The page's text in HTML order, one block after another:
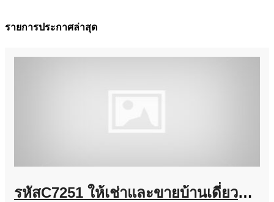
รายการประกาศล่าสุด
รหัสC7251 ให้เช่าและขายบ้านเดี่ยวหมู่บ้านแกรนดิโอ ลาดพร้าว-เกษตรนวมินทร์ บ้านตกแต่งสวยพร้อมอยู่